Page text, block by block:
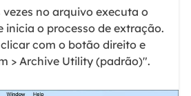
no arquivo executa o
inicia o processo de extração.
com o botão direito e
> Archive Utility (padrão)".